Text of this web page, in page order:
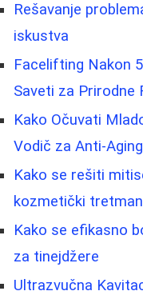
Rešavanje
iskustva
Facelifting Nakon
Saveti za Prirodne
Kako Očuvati
Vodič za Anti-
Kako se rešiti
kozmetički
Kako se efikasno
za tinejdžere
Ultrazvučna